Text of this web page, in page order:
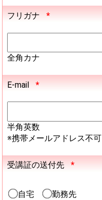
フリガナ *
全角カナ
E-mail *
半角英数
※携帯メールアドレス不可
受講証の送付先 *
自宅 勤務先